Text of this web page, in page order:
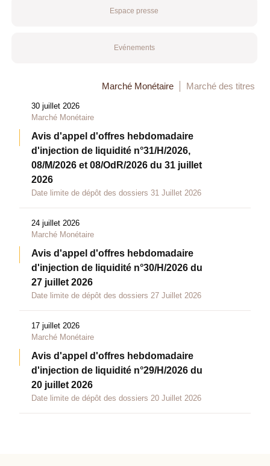
Espace presse
Evénements
Marché Monétaire Marché des titres
30 juillet 2026
Marché Monétaire
Avis d'appel d'offres hebdomadaire
d'injection de liquidité n°31/H/2026,
08/M/2026 et 08/OdR/2026 du 31 juillet
2026
Date limite de dépôt des dossiers 31 Juillet 2026
24 juillet 2026
Marché Monétaire
Avis d'appel d'offres hebdomadaire
d'injection de liquidité n°30/H/2026 du
27 juillet 2026
Date limite de dépôt des dossiers 27 Juillet 2026
17 juillet 2026
Marché Monétaire
Avis d'appel d'offres hebdomadaire
d'injection de liquidité n°29/H/2026 du
20 juillet 2026
Date limite de dépôt des dossiers 20 Juillet 2026